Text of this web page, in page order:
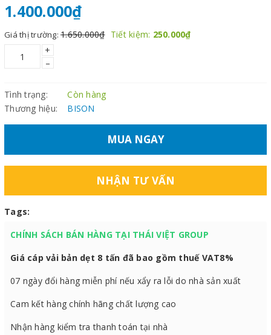
1.400.000₫
Giá thị trường: 1.650.000₫ Tiết kiệm: 250.000₫
+
–
Tình trạng:
Còn hàng
Thương hiệu:
BISON
MUA NGAY
NHẬN TƯ VẤN
Tags:
CHÍNH SÁCH BÁN HÀNG TẠI THÁI VIỆT GROUP
Giá cáp vải bản dẹt 8 tấn đã bao gồm thuế VAT8%
07 ngày đổi hàng miễn phí nếu xẩy ra lỗi do nhà sản xuất
Cam kết hàng chính hãng chất lượng cao
Nhận hàng kiểm tra thanh toán tại nhà